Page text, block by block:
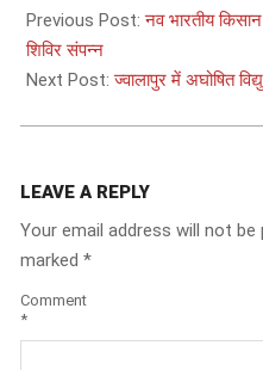
06-
11
Previous Post:नव भारतीय
शिविर संपन्न
Next Post:ज्वालापुर में अघोषित
LEAVE A REPLY
Your email address will not be
marked *
Comment
*